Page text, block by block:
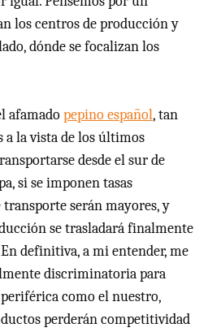
los centros de producción y
dónde se focalizan los
afamadopepino español, tan
a la vista de los últimos
desde el sur de
si se imponen tasas
transporte serán mayores, y
se trasladará finalmente
definitiva, a mi entender, me
discriminatoria para
como el nuestro,
perderán competitividad